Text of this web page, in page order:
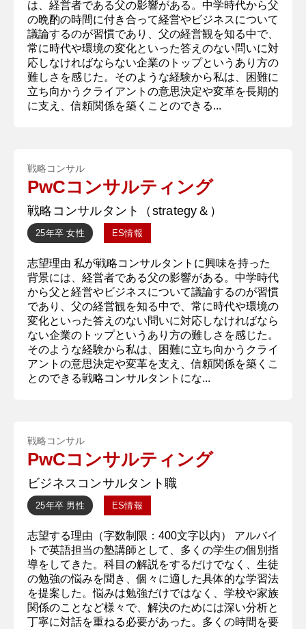
は、経営者である父の影響がある。中学時代から父
の晩酌の時間に付き合って経営やビジネスについて
議論するのが習慣であり、父の経営観を知る中で、
常に時代や環境の変化といった答えのない問いに対
応しなければならない企業のトップというあり方の
難しさを感じた。そのような経験から私は、困難に
立ち向かうクライアントの意思決定や変革を長期的
に支え、信頼関係を築くことのできる...
戦略コンサル
PwCコンサルティング
戦略コンサルタント（strategy＆）
25年卒 女性 ES情報
志望理由 私が戦略コンサルタントに興味を持った
背景には、経営者である父の影響がある。中学時代
から父と経営やビジネスについて議論するのが習慣
であり、父の経営観を知る中で、常に時代や環境の
変化といった答えのない問いに対応しなければなら
ない企業のトップというあり方の難しさを感じた。
そのような経験から私は、困難に立ち向かうクライ
アントの意思決定や変革を支え、信頼関係を築くこ
とのできる戦略コンサルタントにな...
戦略コンサル
PwCコンサルティング
ビジネスコンサルタント職
25年卒 男性 ES情報
志望する理由（字数制限：400文字以内） アルバイ
トで英語担当の塾講師として、多くの学生の個別指
導をしてきた。科目の解説をするだけでなく、生徒
の勉強の悩みを聞き、個々に適した具体的な学習法
を提案した。悩みは勉強だけではなく、学校や家族
関係のことなど様々で、解決のためには深い分析と
丁寧に対話を重ねる必要があった。多くの時間を要